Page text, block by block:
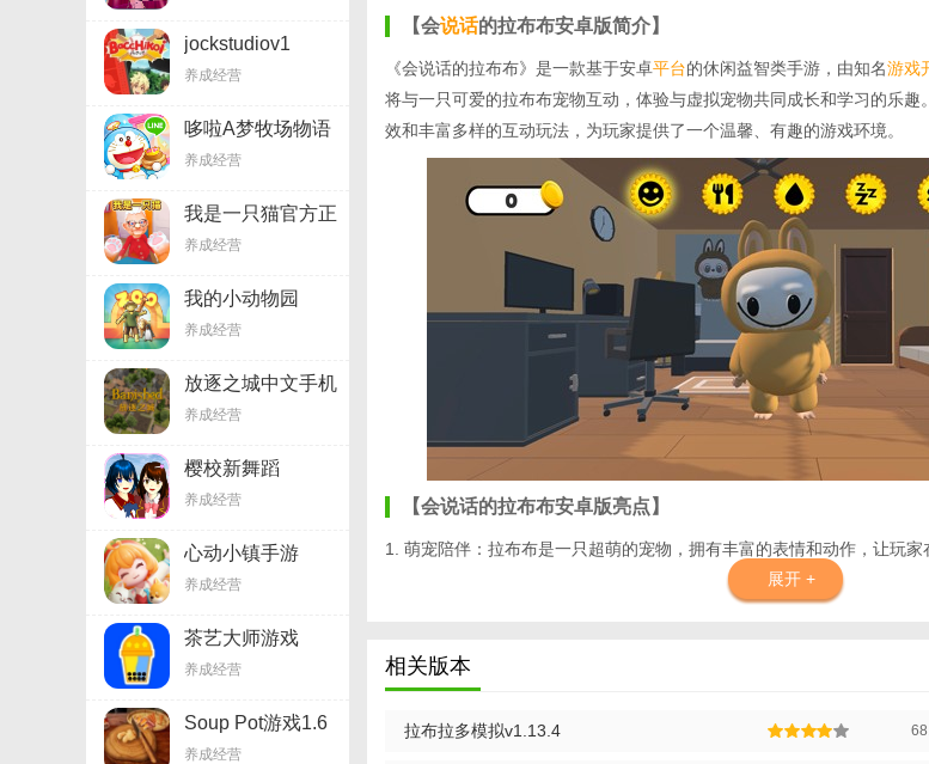
jockstudiov1
养成经营
哆啦A梦牧场物语
v1.3.1
养成经营
我是一只猫官方正
版v2.3
养成经营
我的小动物园
v0.6.1.8
养成经营
放逐之城中文手机
版6.9
养成经营
樱校新舞蹈
v1.45.55
养成经营
心动小镇手游
v6.11.34
养成经营
茶艺大师游戏
v1.4.1
养成经营
Soup Pot游戏1.6
养成经营
【会说话的拉布布安卓版简介】
《会说话的拉布布》是一款基于安卓平台的休闲益智类手游，由知名游戏
将与一只可爱的拉布布宠物互动，体验与虚拟宠物共同成长和学习的乐
效和丰富多样的互动玩法，为玩家提供了一个温馨、有趣的游戏环境。
【会说话的拉布布安卓版亮点】
1. 萌宠陪伴：拉布布是一只超萌的宠物，拥有丰富的表情和动作，让玩家
2. 互动式养成：玩家可以通过喂食、洗澡、玩耍等多种方式与拉布布互动
3. 教育性内容：游戏中融入了丰富的教育性内容，如学习新知识、参与小
教于乐。
4. 社交功能：玩家可以与好友分享自己的拉布布照片和故事，参与线上社
展开 +
相关版本
拉布拉多模拟v1.13.4